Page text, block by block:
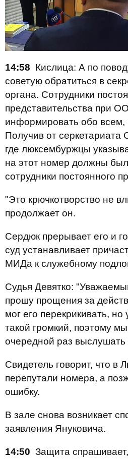
14:58 Кислица: А по
советую обратиться в
органа. Сотрудники
представительства при
информировать обо всем,
Получив от
где люксембуржцы
на этот номер должны
сотрудники постоянного
"Это крючкотворство не
продолжает он.
Сердюк прерывает его и
суд устанавливает
МИДа к служебному
Судья Девятко:
прошу прощения за
мог его перекрикивать, но
такой громкий, поэтому
очередной раз выслушать
Свидетель говорит, что в
перепутали номера, а
ошибку.
В зале снова возникает
заявления Януковича.
14:50 Защита